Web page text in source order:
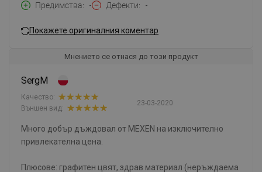
Предимства
- Дефекти -
Покажете оригиналния коментар
Мнението се отнася до този продукт
SergM
23-03-2020
Качество:
Външен вид:
Много добър дъждовал от MEXEN на изключително
привлекателна цена.
Плюсове: графитен цвят, здрав материал (неръждаема